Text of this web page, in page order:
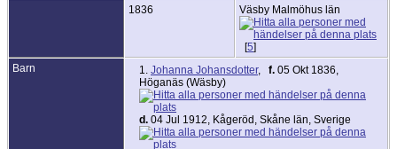
1836
Väsby Malmöhus län
[5]
Barn
1. Johanna Johansdotter, f. 05 Okt 1836,
Höganäs (Wäsby)
d. 04 Jul 1912, Kågeröd, Skåne län, Sverige